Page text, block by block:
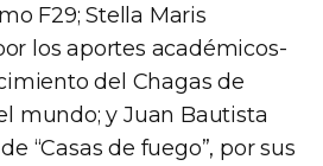
F29; Stella Maris
los aportes académicos-
del Chagas de
mundo; y Juan Bautista
“Casas de fuego”, por sus